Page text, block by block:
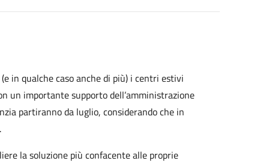
in qualche caso anche di più) i centri estivi
un importante supporto dell’amministrazione
partiranno da luglio, considerando che in
la soluzione più confacente alle proprie